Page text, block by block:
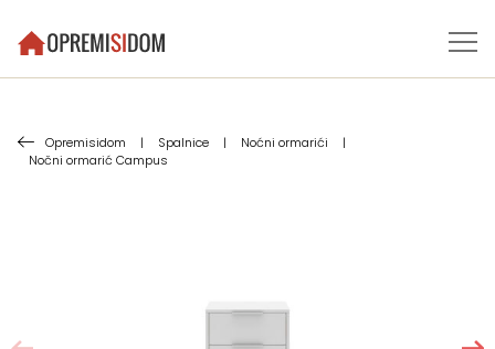
Opremisidom | Spalnice | Noćni ormarići
|
Nočni ormarić Campus